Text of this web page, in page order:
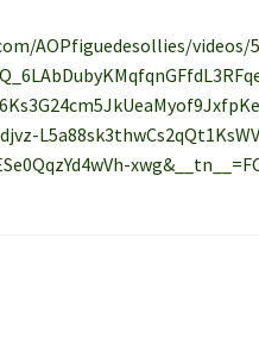
AOPfiguedesollies/videos/